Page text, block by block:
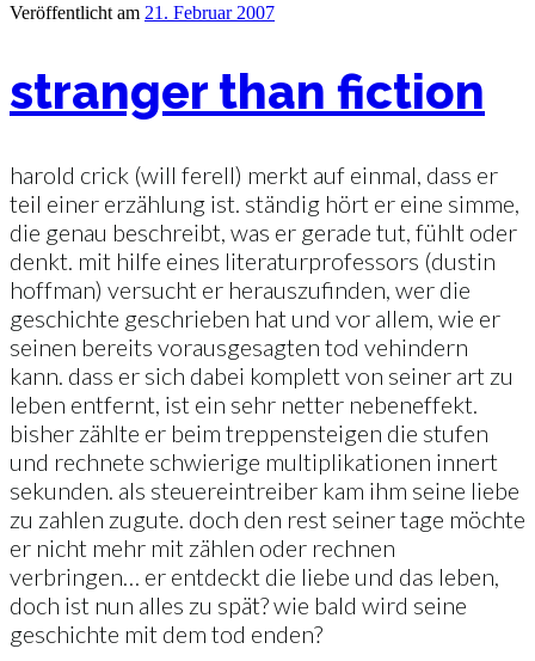
Veröffentlicht am 21. Februar 2007
stranger than fiction
harold crick (will ferell) merkt auf einmal, dass er
teil einer erzählung ist. ständig hört er eine simme,
die genau beschreibt, was er gerade tut, fühlt oder
denkt. mit hilfe eines literaturprofessors (dustin
hoffman) versucht er herauszufinden, wer die
geschichte geschrieben hat und vor allem, wie er
seinen bereits vorausgesagten tod vehindern
kann. dass er sich dabei komplett von seiner art zu
leben entfernt, ist ein sehr netter nebeneffekt.
bisher zählte er beim treppensteigen die stufen
und rechnete schwierige multiplikationen innert
sekunden. als steuereintreiber kam ihm seine liebe
zu zahlen zugute. doch den rest seiner tage möchte
er nicht mehr mit zählen oder rechnen
verbringen… er entdeckt die liebe und das leben,
doch ist nun alles zu spät? wie bald wird seine
geschichte mit dem tod enden?